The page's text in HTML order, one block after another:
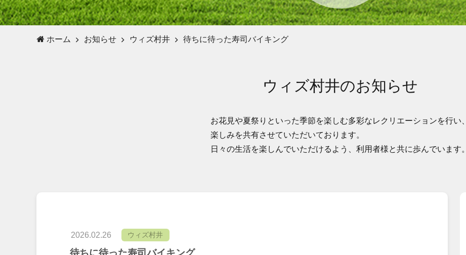
ホーム お知らせ ウィズ村井 待ちに待った寿司バイキング
ウィズ村井のお知らせ
お花見や夏祭りといった季節を楽しむ多彩なレクリエーションを行い、
楽しみを共有させていただいております。
日々の生活を楽しんでいただけるよう、利用者様と共に歩んでいます。
2026.02.26 ウィズ村井
待ちに待った寿司バイキング